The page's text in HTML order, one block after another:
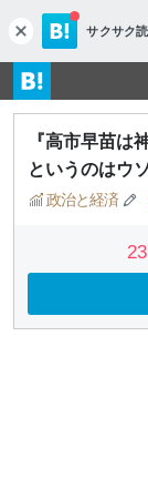
c
l
o
s
e
サクサク読
『高市早苗は
というのはウ
政治と経済